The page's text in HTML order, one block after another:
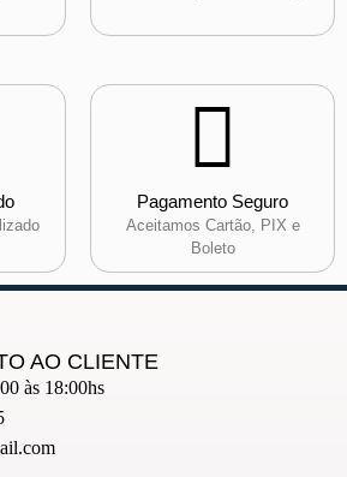
Pagamento Seguro
Aceitamos Cartão, PIX e
Boleto
AO CLIENTE
às 18:00hs